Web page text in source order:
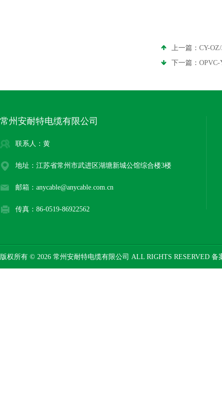
上一篇： CY-
下一篇：
常州安耐特电缆有限公司
联系人：黄
地址：江苏省常州市武进区湖塘新城公馆综合楼3楼
邮箱：anycable@anycable.com.cn
传真：86-0519-86922562
版权所有 © 2026 常州安耐特电缆有限公司 ALL RIGHTS RESERVED 备